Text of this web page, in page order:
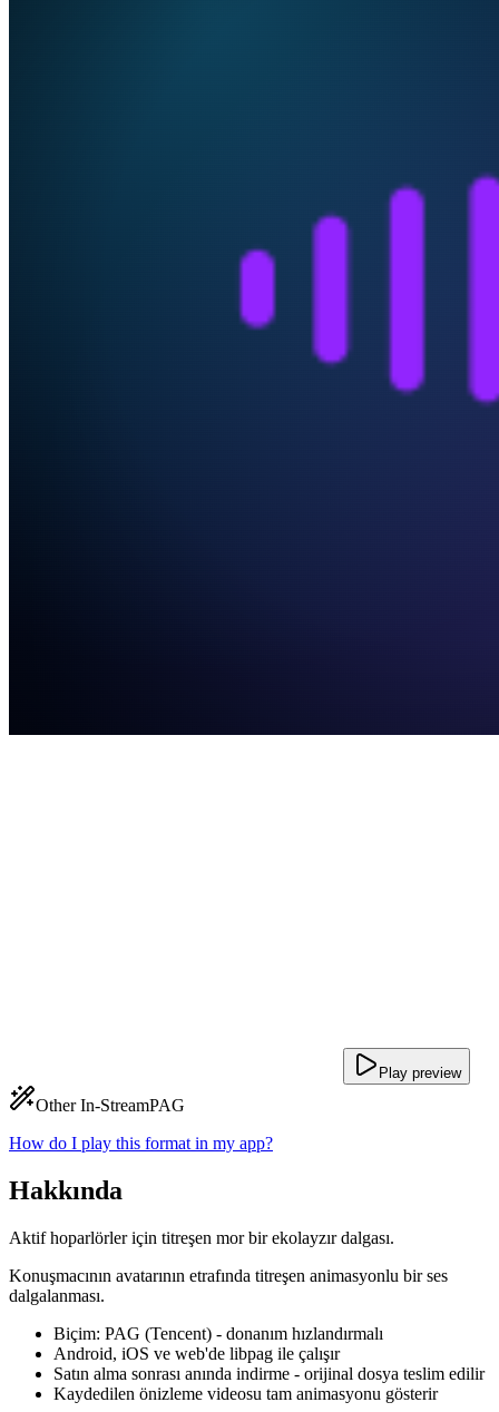
Play preview
Other In-StreamPAG
How do I play this format in my app?
Hakkında
Aktif hoparlörler için titreşen mor bir ekolayzır dalgası.
Konuşmacının avatarının etrafında titreşen animasyonlu bir ses
dalgalanması.
Biçim: PAG (Tencent) - donanım hızlandırmalı
Android, iOS ve web'de libpag ile çalışır
Satın alma sonrası anında indirme - orijinal dosya teslim edilir
Kaydedilen önizleme videosu tam animasyonu gösterir